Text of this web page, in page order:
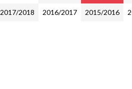
2017/2018 2016/2017 2015/2016